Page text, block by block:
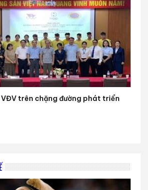
trên chặng đường phát triển